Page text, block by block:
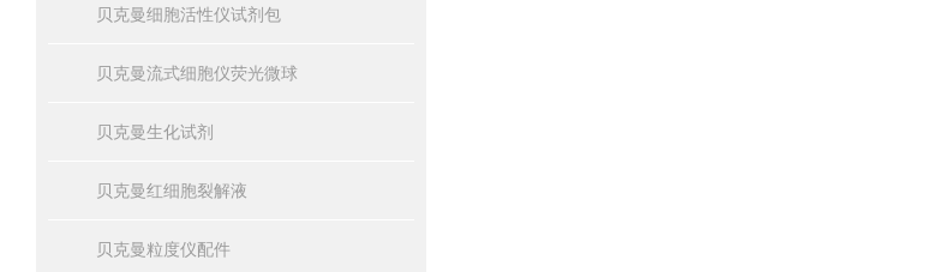
贝克曼细胞活性仪试剂包
贝克曼流式细胞仪荧光微球
贝克曼生化试剂
贝克曼红细胞裂解液
贝克曼粒度仪配件